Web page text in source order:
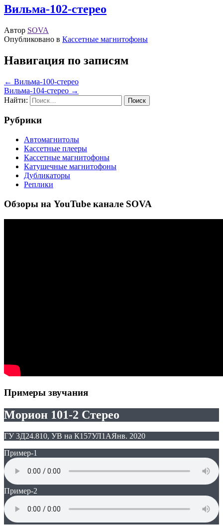
Вильма-102-стерео
Автор SOVA
Опубликовано в Кассетные магнитофоны
Навигация по записям
← Вильма-100-стерео
Вильма-104-стерео →
Найти:
Рубрики
Автомагнитолы
Кассетные плееры
Кассетные магнитофоны
Катушечные магнитофоны
Дубликаторы
Реплики
Обзоры на YouTube канале SOVA
Примеры звучания
Морион 101-2 Стерео
ГУ 3Д24.810, УВ на К157УЛ1АЯнв. 2020
Пример-1
Пример-2